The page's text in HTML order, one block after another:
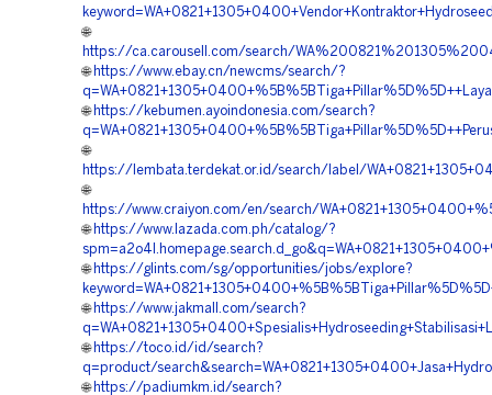
🌐
https://ca.carousell.com/search/
🌐 https://www.ebay.cn/newcms/search/?
🌐 https://kebumen.ayoindonesia.com/search?
🌐
https://lembata.terdekat.or.id/search/label/
🌐
https://www.craiyon.com/en/search/
🌐 https://www.lazada.com.ph/catalog/?
🌐 https://glints.com/sg/opportunities/jobs/explore?
🌐 https://www.jakmall.com/search?
🌐 https://toco.id/id/search?
q=product/
🌐 https://padiumkm.id/search?